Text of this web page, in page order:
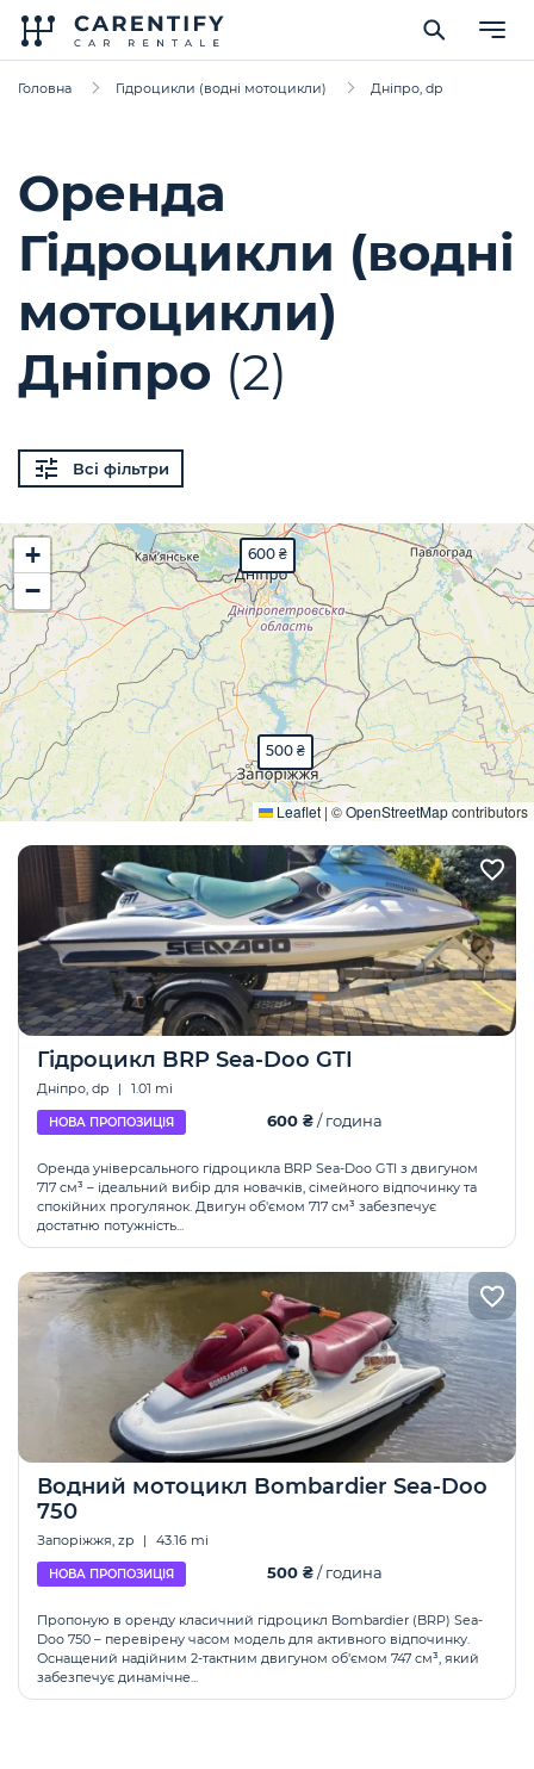
Головна Гідроцикли (водні мотоцикли) Дніпро, dp
Оренда
Гідроцикли (водні
мотоцикли)
Дніпро (2)
Всі фільтри
600 ₴
500 ₴
+
−
Leaflet | ©OpenStreetMapcontributors
Розгорнути
Гідроцикл BRP Sea-Doo GTI
Дніпро, dp | 1.01 mi
НОВА ПРОПОЗИЦІЯ 600 ₴/ година
Оренда універсального гідроцикла BRP Sea-Doo GTI з двигуном
717 см³ – ідеальний вибір для новачків, сімейного відпочинку та
спокійних прогулянок. Двигун об'ємом 717 см³ забезпечує
достатню потужність...
Водний мотоцикл Bombardier Sea-Doo
750
Запоріжжя, zp | 43.16 mi
НОВА ПРОПОЗИЦІЯ 500 ₴/ година
Пропоную в оренду класичний гідроцикл Bombardier (BRP) Sea-
Doo 750 – перевірену часом модель для активного відпочинку.
Оснащений надійним 2-тактним двигуном об'ємом 747 см³, який
забезпечує динамічне...